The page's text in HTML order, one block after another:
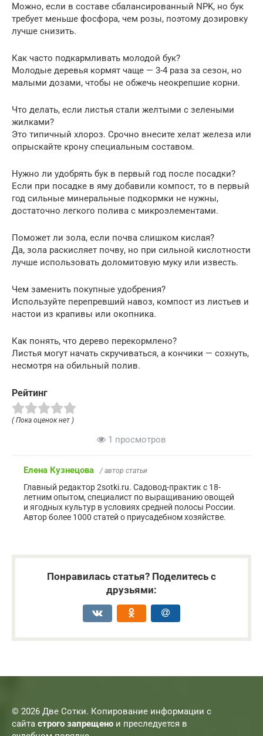
Можно, если в составе сбалансированный NPK, но бук
требует меньше фосфора, чем розы, поэтому дозировку
лучше снизить.
Как часто подкармливать молодой бук?
Молодые деревья кормят чаще — 3-4 раза за сезон, но
малыми дозами, чтобы не обжечь неокрепшие корни.
Что делать, если листья стали желтыми с зелеными
жилками?
Это типичный хлороз. Срочно внесите хелат железа или
опрыскайте крону специальным составом.
Нужно ли удобрять бук в первый год после посадки?
Если при посадке в яму добавили компост, то в первый
год сильные минеральные подкормки не нужны,
достаточно легкого полива с микроэлементами.
Поможет ли зола, если почва слишком кислая?
Да, зола раскисляет почву, но при сильной кислотности
лучше использовать доломитовую муку или известь.
Чем заменить покупные удобрения?
Используйте перепревший навоз, компост из листьев и
настои из крапивы или окопника.
Как понять, что дерево перекормлено?
Листья могут начать скручиваться, а кончики — сохнуть,
несмотря на обильный полив.
Рейтинг
( Пока оценок нет )
1 просмотров
Елена Кузнецова / автор статьи
Главный редактор 2sotki.ru. Садовод-практик с 18-
летним опытом, специалист по выращиванию овощей
и ягодных культур в условиях средней полосы России.
Автор более 1000 статей о приусадебном хозяйстве.
Понравилась статья? Поделитесь с
друзьями:
© 2026 Две Сотки. Копирование информации с
сайта строго запрещено и преследуется в